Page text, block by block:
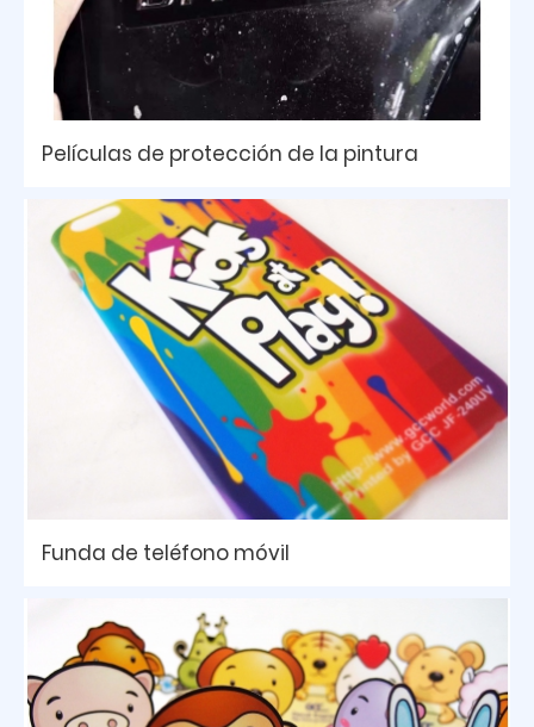
Películas de protección de la pintura
Funda de teléfono móvil